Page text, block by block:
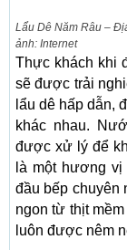
Lẩu Dê Năm Râu –
ảnh: Internet
Thực khách khi
sẽ được trải
lẩu dê hấp dẫn,
khác nhau.
được xử lý để
là một hương
đầu bếp chuyên
ngon từ thịt
luôn được nêm